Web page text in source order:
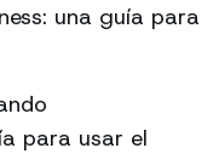
una guía para
para usar el